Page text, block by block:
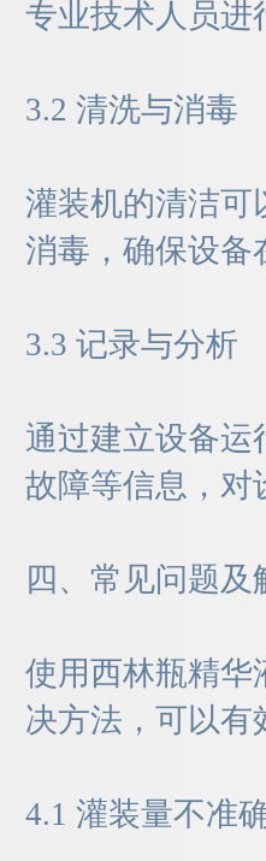
专业技术人员进
3.2 清洗与消毒
灌装机的清洁可
消毒，确保设备
3.3 记录与分析
通过建立设备运
故障等信息，对
四、常见问题及
使用西林瓶精华
决方法，可以有
4.1 灌装量不准